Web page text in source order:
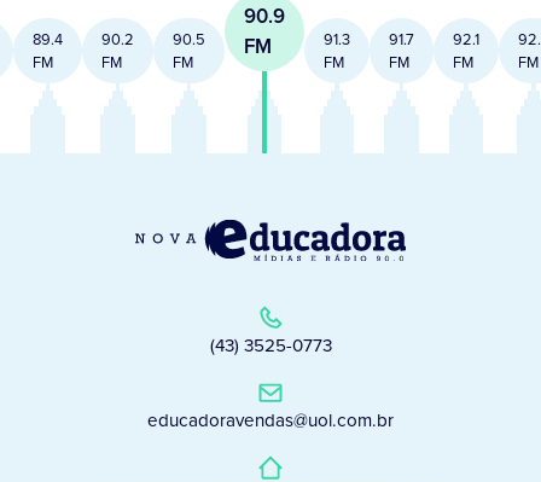
89.4
FM
90.2
FM
90.5
FM
90.9
FM
91.3
FM
91.7
FM
92.1
FM
FM
(43) 3525-0773
educadoravendas@uol.com.br